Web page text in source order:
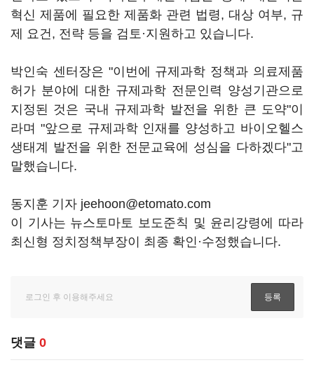
혁신 제품에 필요한 제품화 관련 법령, 대상 여부, 규
제 요건, 전략 등을 검토·지원하고 있습니다.
박인숙 센터장은 "이번에 규제과학 정책과 의료제품
허가 분야에 대한 규제과학 전문인력 양성기관으로
지정된 것은 국내 규제과학 발전을 위한 큰 도약"이
라며 "앞으로 규제과학 인재를 양성하고 바이오헬스
생태계 발전을 위한 전문교육에 성심을 다하겠다"고
말했습니다.
동지훈 기자 jeehoon@etomato.com
이 기사는 뉴스토마토 보도준칙 및 윤리강령에 따라
최신형 정치정책부장이 최종 확인·수정했습니다.
댓글 0